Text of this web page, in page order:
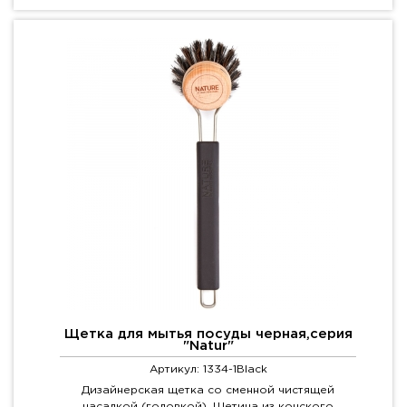
Щетка для мытья посуды черная,серия
"Natur"
Артикул: 1334-1Black
Дизайнерская щетка со сменной чистящей